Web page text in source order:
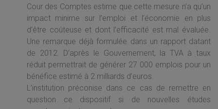
Cour des Comptes estime que cette mesure n’a qu’un
impact minime sur l’emploi et l’économie en plus
d’être coûteuse et dont l’efficacité est mal évaluée.
Une remarque déjà formulée dans un rapport datant
de 2012. D’après le Gouvernement, la TVA à taux
réduit permettrait de générer 27 000 emplois pour un
bénéfice estimé à 2 milliards d’euros.
L’institution préconise dans ce cas de remettre en
question ce dispositif si de nouvelles études